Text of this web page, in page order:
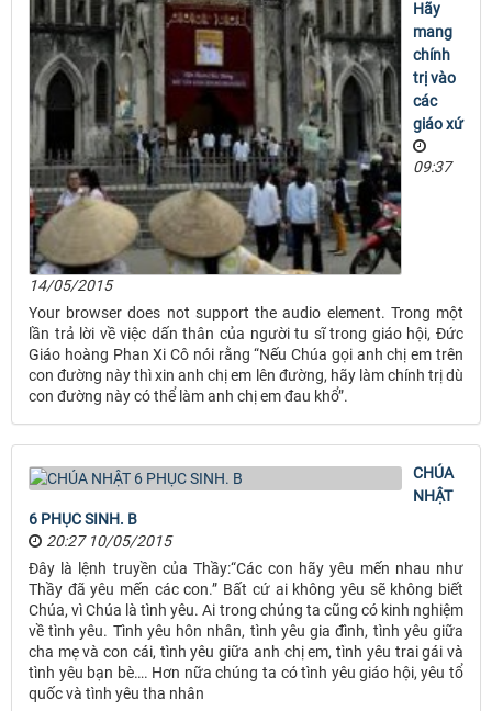
Hãy
mang
chính
trị vào
các
giáo xứ
09:37
14/05/2015
Your browser does not support the audio element. Trong một
lần trả lời về việc dấn thân của người tu sĩ trong giáo hội, Đức
Giáo hoàng Phan Xi Cô nói rằng “Nếu Chúa gọi anh chị em trên
con đường này thì xin anh chị em lên đường, hãy làm chính trị dù
con đường này có thể làm anh chị em đau khổ”.
CHÚA
NHẬT
6 PHỤC SINH. B
20:27 10/05/2015
Đây là lệnh truyền của Thầy:“Các con hãy yêu mến nhau như
Thầy đã yêu mến các con.” Bất cứ ai không yêu sẽ không biết
Chúa, vì Chúa là tình yêu. Ai trong chúng ta cũng có kinh nghiệm
về tình yêu. Tình yêu hôn nhân, tình yêu gia đình, tình yêu giữa
cha mẹ và con cái, tình yêu giữa anh chị em, tình yêu trai gái và
tình yêu bạn bè…. Hơn nữa chúng ta có tình yêu giáo hội, yêu tổ
quốc và tình yêu tha nhân